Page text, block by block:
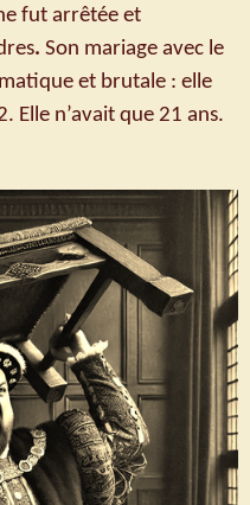
fut arrêtée et
. Son mariage avec le
et brutale : elle
Elle n’avait que 21 ans.